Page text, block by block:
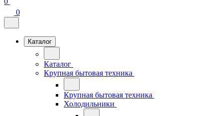
0
Каталог
Каталог
Крупная бытовая техника
Крупная бытовая техника
Холодильники